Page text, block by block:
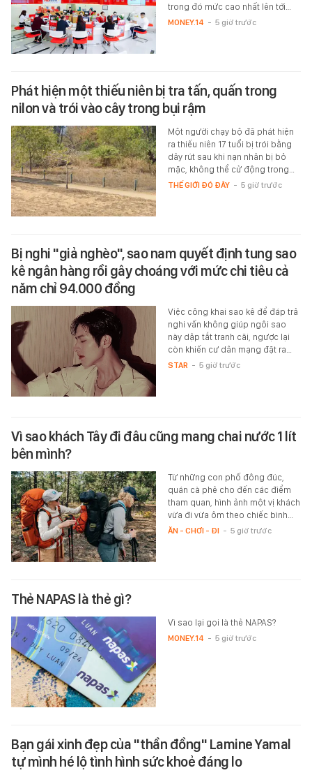
trong đó mức cao nhất lên tới…
MONEY.14 - 5 giờ trước
Phát hiện một thiếu niên bị tra tấn, quấn trong
nilon và trói vào cây trong bụi rậm
Một người chạy bộ đã phát hiện
ra thiếu niên 17 tuổi bị trói bằng
dây rút sau khi nạn nhân bị bỏ
mặc, không thể cử động trong…
THẾ GIỚI ĐÓ ĐÂY - 5 giờ trước
Bị nghi "giả nghèo", sao nam quyết định tung sao
kê ngân hàng rồi gây choáng với mức chi tiêu cả
năm chỉ 94.000 đồng
Việc công khai sao kê để đáp trả
nghi vấn không giúp ngôi sao
này dập tắt tranh cãi, ngược lại
còn khiến cư dân mạng đặt ra…
STAR - 5 giờ trước
Vì sao khách Tây đi đâu cũng mang chai nước 1 lít
bên mình?
Từ những con phố đông đúc,
quán cà phê cho đến các điểm
tham quan, hình ảnh một vị khách
vừa đi vừa ôm theo chiếc bình…
ĂN - CHƠI - ĐI - 5 giờ trước
Thẻ NAPAS là thẻ gì?
Vì sao lại gọi là thẻ NAPAS?
MONEY.14 - 5 giờ trước
Bạn gái xinh đẹp của "thần đồng" Lamine Yamal
tự mình hé lộ tình hình sức khoẻ đáng lo